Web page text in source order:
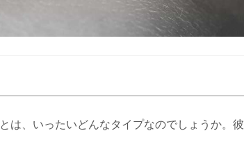
とは、いったいどんなタイプなのでしょうか。彼